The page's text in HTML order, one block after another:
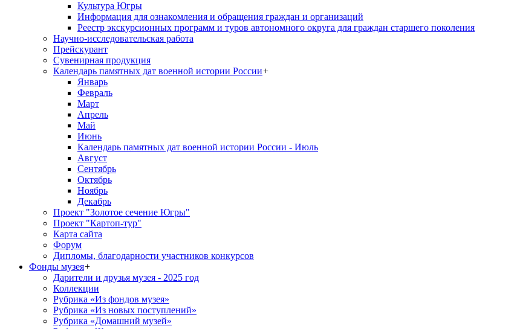
Культура Югры
Информация для ознакомления и обращения граждан и организаций
Реестр экскурсионных программ и туров автономного округа для граждан старшего поколения
Научно-исследовательская работа
Прейскурант
Сувенирная продукция
Календарь памятных дат военной истории России+
Январь
Февраль
Март
Апрель
Май
Июнь
Календарь памятных дат военной истории России - Июль
Август
Сентябрь
Октябрь
Ноябрь
Декабрь
Проект "Золотое сечение Югры"
Проект "Картоп-тур"
Карта сайта
Форум
Дипломы, благодарности участников конкурсов
Фонды музея+
Дарители и друзья музея - 2025 год
Коллекции
Рубрика «Из фондов музея»
Рубрика «Из новых поступлений»
Рубрика «Домашний музей»